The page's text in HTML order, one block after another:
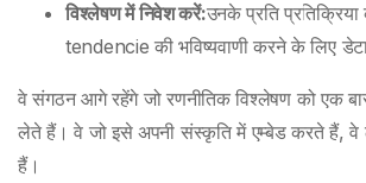
विश्लेषण में निवेश करें:उनके प्रति
tendencie की भविष्यवाणी करने के लिए
वे संगठन आगे रहेंगे जो रणनीतिक विश्लेषण को एक
लेते हैं। वे जो इसे अपनी संस्कृति में एम्बेड करते हैं, वे
हैं।